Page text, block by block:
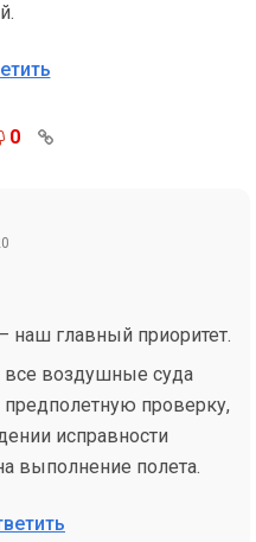
0
наш главный приоритет.
воздушные суда
предполетную проверку,
исправности
выполнение полета.